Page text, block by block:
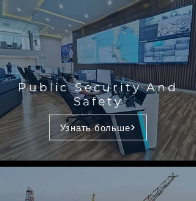
Public Security And
Safety
Узнать больше